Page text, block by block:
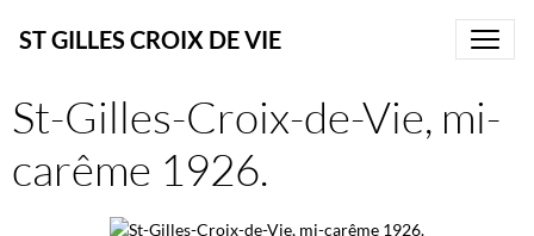
ST GILLES CROIX DE VIE
St-Gilles-Croix-de-Vie, mi-
carême 1926.